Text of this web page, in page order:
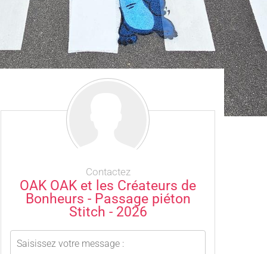
Contactez
OAK OAK et les Créateurs de
Bonheurs - Passage piéton
Stitch - 2026